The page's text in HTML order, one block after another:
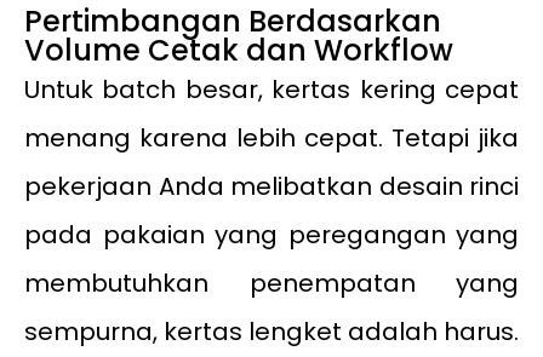
Pertimbangan Berdasarkan
Volume Cetak dan Workflow
Untuk batch besar, kertas kering cepat
menang karena lebih cepat. Tetapi jika
pekerjaan Anda melibatkan desain rinci
pada pakaian yang peregangan yang
membutuhkan penempatan yang
sempurna, kertas lengket adalah harus.